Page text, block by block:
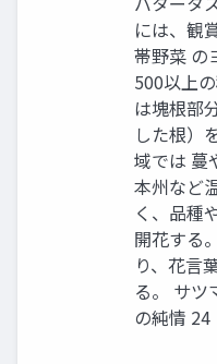
には、観
帯野菜 の
500以上
は塊根部
した根）
域では 蔓
本州など
く、品種
開花する
り、花言
る。 サツ
の純情 24